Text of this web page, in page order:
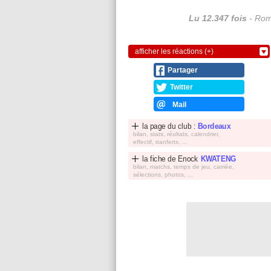
Lu 12.347 fois -
afficher les réactions (+)
Partager
Twitter
Mail
la page du club : Bordeaux
bilan, stats, réultats, calendrier,
effectif, tranferts, ...
la fiche de Enock KWATENG
bilan, matchs, temps de jeu, carriée,
sélections, photos, ...